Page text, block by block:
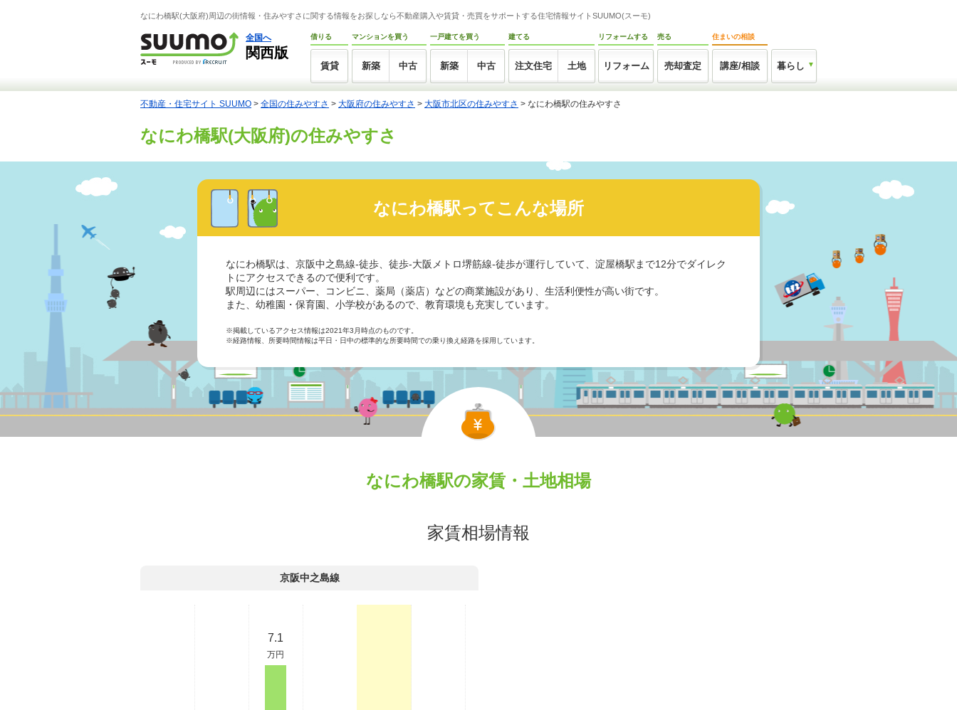
なにわ橋駅(大阪府)周辺の街情報・住みやすさに関する情報をお探しなら不動産購入や賃貸・売買をサポートする住宅情報サイトSUUMO(スーモ)
全国へ
関西版
借りる
賃貸
マンションを買う
新築 中古
一戸建てを買う
新築 中古
建てる
注文住宅 土地
リフォームする
リフォーム
売る
売却査定
住まいの相談
講座/相談 暮らし
不動産・住宅サイト SUUMO > 全国の住みやすさ > 大阪府の住みやすさ > 大阪市北区の住みやすさ > なにわ橋駅の住みやすさ
なにわ橋駅(大阪府)の住みやすさ
なにわ橋駅ってこんな場所
なにわ橋駅は、京阪中之島線-徒歩、徒歩-大阪メトロ堺筋線-徒歩が運行していて、淀屋橋駅まで12分でダイレク
トにアクセスできるので便利です。
駅周辺にはスーパー、コンビニ、薬局（薬店）などの商業施設があり、生活利便性が高い街です。
また、幼稚園・保育園、小学校があるので、教育環境も充実しています。
※掲載しているアクセス情報は2021年3月時点のものです。
※経路情報、所要時間情報は平日・日中の標準的な所要時間での乗り換え経路を採用しています。
なにわ橋駅の家賃・土地相場
家賃相場情報
京阪中之島線
7.1
万円